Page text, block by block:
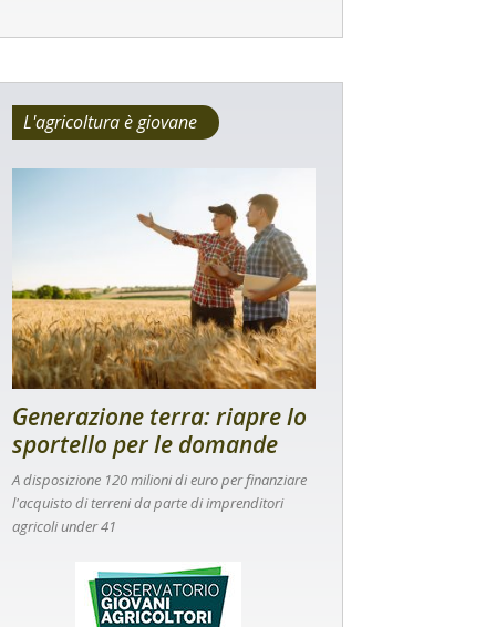
L'agricoltura è giovane
Generazione terra: riapre lo
sportello per le domande
A disposizione 120 milioni di euro per finanziare
l'acquisto di terreni da parte di imprenditori
agricoli under 41